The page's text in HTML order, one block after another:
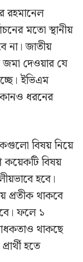
রহমানেল
মতো স্থানীয়
না। জাতীয়
জমা দেওয়ার যে
ইভিএম
ধরনের
বিষয় নিয়ে
বিষয়
হবে।
প্রতীক থাকবে
ফলে ১
থাকছে
হতে